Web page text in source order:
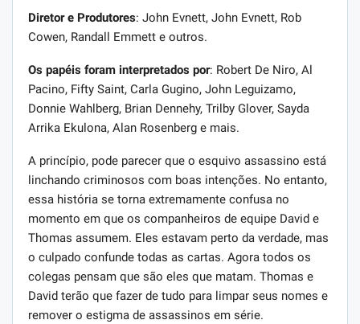
Diretor e Produtores: John Evnett, John Evnett, Rob
Cowen, Randall Emmett e outros.
Os papéis foram interpretados por: Robert De Niro, Al
Pacino, Fifty Saint, Carla Gugino, John Leguizamo,
Donnie Wahlberg, Brian Dennehy, Trilby Glover, Sayda
Arrika Ekulona, ​​Alan Rosenberg e mais.
A princípio, pode parecer que o esquivo assassino está
linchando criminosos com boas intenções. No entanto,
essa história se torna extremamente confusa no
momento em que os companheiros de equipe David e
Thomas assumem. Eles estavam perto da verdade, mas
o culpado confunde todas as cartas. Agora todos os
colegas pensam que são eles que matam. Thomas e
David terão que fazer de tudo para limpar seus nomes e
remover o estigma de assassinos em série.